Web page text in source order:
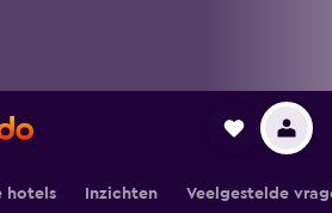
hotels Inzichten Veelgestelde